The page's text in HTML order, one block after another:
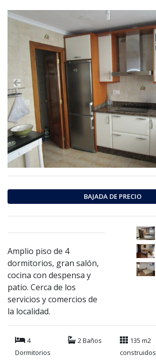
Previous
BAJADA DE PRECIO
Amplio piso de 4
dormitorios, gran salón,
cocina con despensa y
patio. Cerca de los
servicios y comercios de
la localidad.
4
Dormitorios
2 Baños
135 m2
construidos